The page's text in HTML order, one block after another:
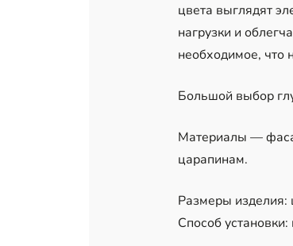
цвета выглядят
нагрузки и
необходимое, что
Большой выбор
Материалы —
царапинам.
Размеры изделия:
Способ